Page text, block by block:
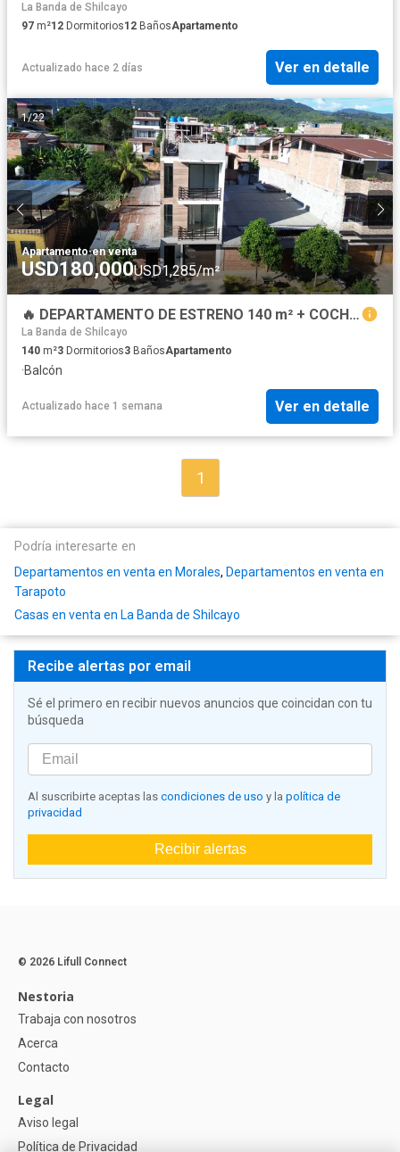
La Banda de Shilcayo
97 m²12 Dormitorios12 BañosApartamento
Actualizado hace 2 días Ver en detalle
1/22
Apartamento·en venta
USD180,000USD1,285/m²
🔥 DEPARTAMENTO DE ESTRENO 140 m² + COCHERA EN LAS LOMAS – 3 HAB | OPORTUNIDAD
La Banda de Shilcayo
140 m²3 Dormitorios3 BañosApartamento
·Balcón
Actualizado hace 1 semana Ver en detalle
1
Podría interesarte en
Departamentos en venta en Morales, Departamentos en venta en
Tarapoto
Casas en venta en La Banda de Shilcayo
Recibe alertas por email
Sé el primero en recibir nuevos anuncios que coincidan con tu
búsqueda
Al suscribirte aceptas las condiciones de uso y la política de
privacidad
Recibir alertas
© 2026 Lifull Connect
Nestoria
Trabaja con nosotros
Acerca
Contacto
Legal
Aviso legal
Política de Privacidad